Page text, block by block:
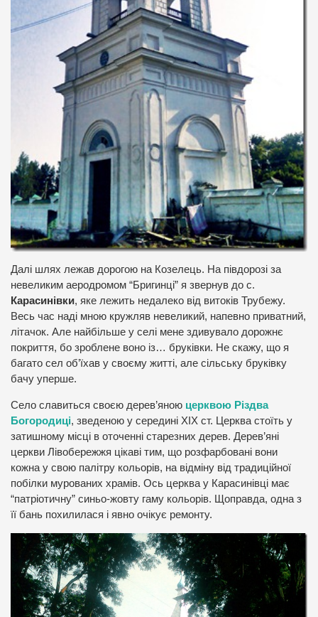
Далі шлях лежав дорогою на Козелець. На півдорозі за
невеликим аеродромом “Бригинці” я звернув до с.
Карасинівки, яке лежить недалеко від витоків Трубежу.
Весь час наді мною кружляв невеликий, напевно приватний,
літачок. Але найбільше у селі мене здивувало дорожнє
покриття, бо зроблене воно із… бруківки. Не скажу, що я
багато сел об’їхав у своєму житті, але сільську бруківку
бачу уперше.
Село славиться своєю дерев’яною церквою Різдва
Богородиці, зведеною у середині ХІХ ст. Церква стоїть у
затишному місці в оточенні старезних дерев. Дерев’яні
церкви Лівобережжя цікаві тим, що розфарбовані вони
кожна у свою палітру кольорів, на відміну від традиційної
побілки мурованих храмів. Ось церква у Карасинівці має
“патріотичну” синьо-жовту гаму кольорів. Щоправда, одна з
її бань похилилася і явно очікує ремонту.